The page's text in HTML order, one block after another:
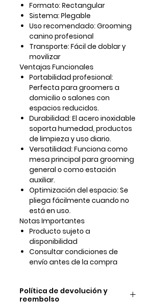
Formato: Rectangular
Sistema: Plegable
Uso recomendado: Grooming
canino profesional
Transporte: Fácil de doblar y
movilizar
Ventajas Funcionales
Portabilidad profesional:
Perfecta para groomers a
domicilio o salones con
espacios reducidos.
Durabilidad: El acero inoxidable
soporta humedad, productos
de limpieza y uso diario.
Versatilidad: Funciona como
mesa principal para grooming
general o como estación
auxiliar.
Optimización del espacio: Se
pliega fácilmente cuando no
está en uso.
Notas Importantes
Producto sujeto a
disponibilidad
Consultar condiciones de
envío antes de la compra
Política de devolución y
reembolso